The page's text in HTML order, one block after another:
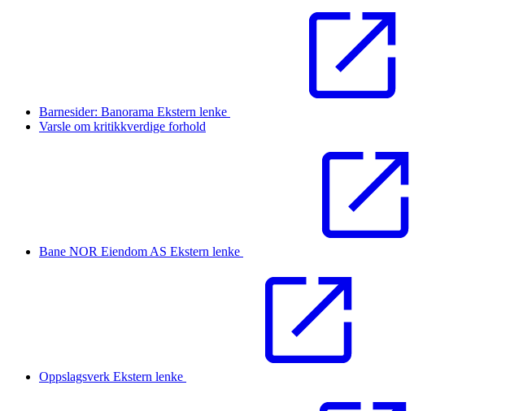
Barnesider: Banorama Ekstern lenke
Varsle om kritikkverdige forhold
Bane NOR Eiendom AS Ekstern lenke
Oppslagsverk Ekstern lenke